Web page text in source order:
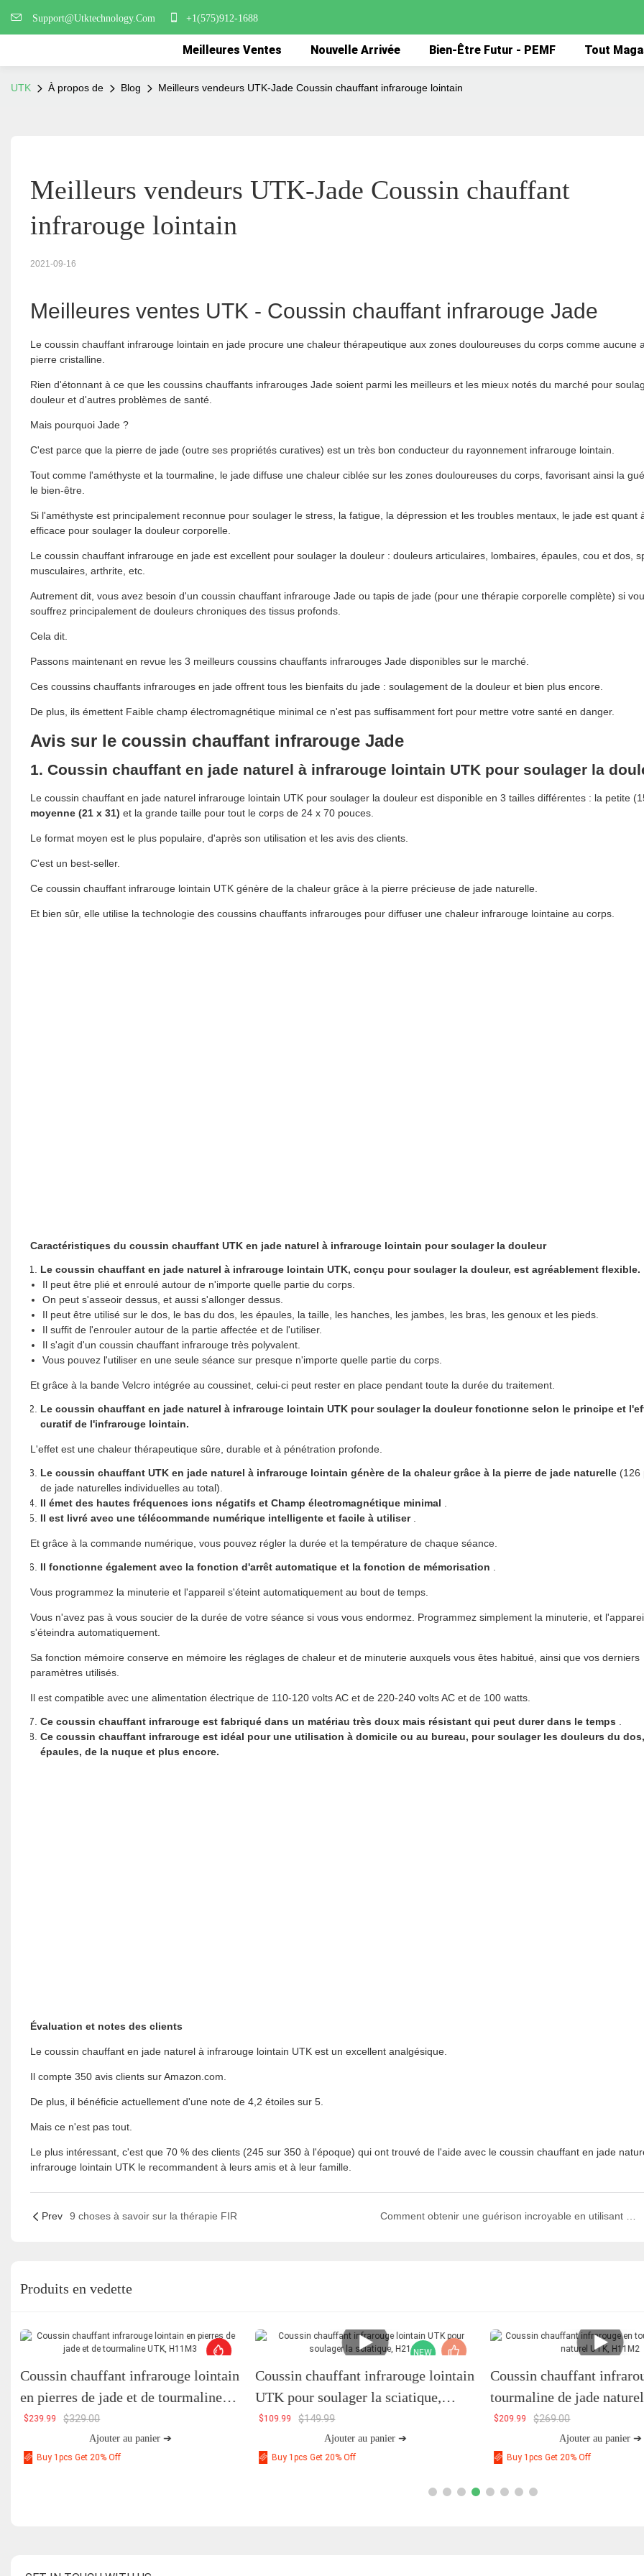
Support@Utktechnology.Com +1(575)912-1688
Meilleures Ventes Nouvelle Arrivée Bien-Être Futur - PEMF Tout
UTK À propos de Blog Meilleurs vendeurs UTK-Jade Coussin chauffant infrarouge lointain
Meilleurs vendeurs UTK-Jade Coussin chauffant
infrarouge lointain
2021-09-16
Meilleures ventes UTK - Coussin chauffant infrarouge Jade
Le coussin chauffant infrarouge lointain en jade procure une chaleur thérapeutique aux zones douloureuses du corps comme aucune
pierre cristalline.
Rien d'étonnant à ce que les coussins chauffants infrarouges Jade soient parmi les meilleurs et les mieux notés du marché pour
douleur et d'autres problèmes de santé.
Mais pourquoi Jade ?
C'est parce que la pierre de jade (outre ses propriétés curatives) est un très bon conducteur du rayonnement infrarouge lointain.
Tout comme l'améthyste et la tourmaline, le jade diffuse une chaleur ciblée sur les zones douloureuses du corps, favorisant ainsi la
le bien-être.
Si l'améthyste est principalement reconnue pour soulager le stress, la fatigue, la dépression et les troubles mentaux, le jade est quant
efficace pour soulager la douleur corporelle.
Le coussin chauffant infrarouge en jade est excellent pour soulager la douleur : douleurs articulaires, lombaires, épaules, cou et dos,
musculaires, arthrite, etc.
Autrement dit, vous avez besoin d'un coussin chauffant infrarouge Jade ou tapis de jade(pour une thérapie corporelle complète) si
souffrez principalement de douleurs chroniques des tissus profonds.
Cela dit.
Passons maintenant en revue les 3 meilleurs coussins chauffants infrarouges Jade disponibles sur le marché.
Ces coussins chauffants infrarouges en jade offrent tous les bienfaits du jade : soulagement de la douleur et bien plus encore.
De plus, ils émettentFaible champ électromagnétique minimalce n'est pas suffisamment fort pour mettre votre santé en danger.
Avis sur le coussin chauffant infrarouge Jade
1. Coussin chauffant en jade naturel à infrarouge lointain UTK pour soulager la
Le coussin chauffant en jade naturel infrarouge lointain UTK pour soulager la douleur est disponible en 3 tailles différentes : la petite
moyenne (21 x 31) et la grande taille pour tout le corps de 24 x 70 pouces.
Le format moyen est le plus populaire, d'après son utilisation et les avis des clients.
C'est un best-seller.
Ce coussin chauffant infrarouge lointain UTK génère de la chaleur grâce à la pierre précieuse de jade naturelle.
Et bien sûr, elle utilise la technologie des coussins chauffants infrarouges pour diffuser une chaleur infrarouge lointaine au corps.
Caractéristiques du coussin chauffant UTK en jade naturel à infrarouge lointain pour soulager la douleur
Le coussin chauffant en jade naturel à infrarouge lointain UTK, conçu pour soulager la douleur, est agréablement flexible.
Il peut être plié et enroulé autour de n'importe quelle partie du corps.
On peut s'asseoir dessus, et aussi s'allonger dessus.
Il peut être utilisé sur le dos, le bas du dos, les épaules, la taille, les hanches, les jambes, les bras, les genoux et les pieds.
Il suffit de l'enrouler autour de la partie affectée et de l'utiliser.
Il s'agit d'un coussin chauffant infrarouge très polyvalent.
Vous pouvez l'utiliser en une seule séance sur presque n'importe quelle partie du corps.
Et grâce à la bande Velcro intégrée au coussinet, celui-ci peut rester en place pendant toute la durée du traitement.
Le coussin chauffant en jade naturel à infrarouge lointain UTK pour soulager la douleur fonctionne selon le principe et
curatif de l'infrarouge lointain.
L'effet est une chaleur thérapeutique sûre, durable et à pénétration profonde.
Le coussin chauffant UTK en jade naturel à infrarouge lointain génère de la chaleur grâce à la pierre de jade naturelle(126
de jade naturelles individuelles au total).
Il émet des hautes fréquences ions négatifs et Champ électromagnétique minimal
Il est livré avec une télécommande numérique intelligente et facile à utiliser.
Et grâce à la commande numérique, vous pouvez régler la durée et la température de chaque séance.
Il fonctionne également avec la fonction d'arrêt automatique et la fonction de mémorisation
Vous programmez la minuterie et l'appareil s'éteint automatiquement au bout de temps.
Vous n'avez pas à vous soucier de la durée de votre séance si vous vous endormez. Programmez simplement la minuterie, et
s'éteindra automatiquement.
Sa fonction mémoire conserve en mémoire les réglages de chaleur et de minuterie auxquels vous êtes habitué, ainsi que vos derniers
paramètres utilisés.
Il est compatible avec une alimentation électrique de 110-120 volts AC et de 220-240 volts AC et de 100 watts.
Ce coussin chauffant infrarouge est fabriqué dans un matériau très doux mais résistant qui peut durer dans le temps
Ce coussin chauffant infrarouge est idéal pour une utilisation à domicile ou au bureau, pour soulager les douleurs du
épaules, de la nuque et plus encore.
Évaluation et notes des clients
Le coussin chauffant en jade naturel à infrarouge lointain UTK est un excellent analgésique.
Il compte 350 avis clients sur Amazon.com.
De plus, il bénéficie actuellement d'une note de 4,2 étoiles sur 5.
Mais ce n'est pas tout.
Le plus intéressant, c'est que 70 % des clients (245 sur 350 à l'époque) qui ont trouvé de l'aide avec le coussin chauffant en jade
infrarouge lointain UTK le recommandent à leurs amis et à leur famille.
Prev 9 choses à savoir sur la thérapie FIR
Produits en vedette
Coussin chauffant infrarouge lointain
en pierres de jade et de tourmaline
UTK, H11M3
Buy 1pcs Get 20% Off
$239.99 $329.00
Ajouter au panier ➔
NEW
Coussin chauffant infrarouge lointain
UTK pour soulager la sciatique,
H21C1
Buy 1pcs Get 20% Off
$109.99 $149.99
Ajouter au panier ➔
Coussin chauffant
tourmaline de jade
H11M2
Buy 1pcs Get 20% Off
$209.99 $269.00
Ajouter au panier ➔